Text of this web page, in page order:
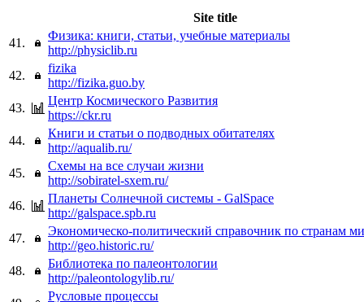
Site title
41.
Физика: книги, статьи, учебные материалы
http://physiclib.ru
42.
fizika
http://fizika.guo.by
43.
Центр Космического Развития
https://ckr.ru
44.
Книги и статьи о подводных обитателях
http://aqualib.ru/
45.
Схемы на все случаи жизни
http://sobiratel-sxem.ru/
46.
Планеты Солнечной системы - GalSpace
http://galspace.spb.ru
47.
Экономическо-политический справочник по странам
http://geo.historic.ru/
48.
Библиотека по палеонтологии
http://paleontologylib.ru/
Русловые процессы